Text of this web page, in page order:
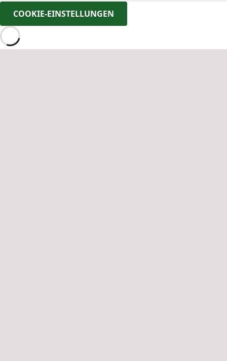
COOKIE-EINSTELLUNGEN